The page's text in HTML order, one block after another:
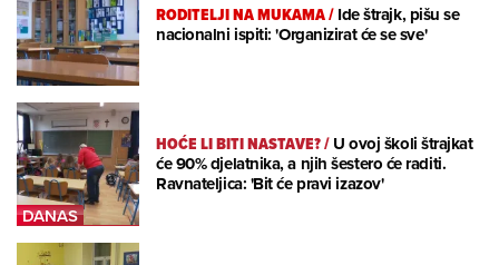
RODITELJI NA MUKAMA/Ide štrajk, pišu se
nacionalni ispiti: 'Organizirat će se sve'
HOĆE LI BITI NASTAVE?/U ovoj školi štrajkat
će 90% djelatnika, a njih šestero će raditi.
Ravnateljica: 'Bit će pravi izazov'